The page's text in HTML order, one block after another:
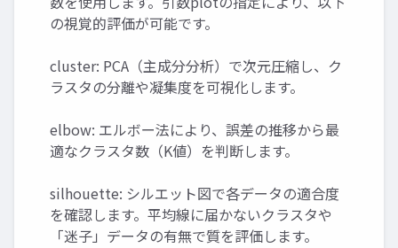
の視覚的評価が可能です。
cluster: PCA（主成分分析）で次元圧縮し、ク
ラスタの分離や凝集度を可視化します。
elbow: エルボー法により、誤差の推移から最
適なクラスタ数（K値）を判断します。
silhouette: シルエット図で各データの適合度
を確認します。平均線に届かないクラスタや
「迷子」データの有無で質を評価します。